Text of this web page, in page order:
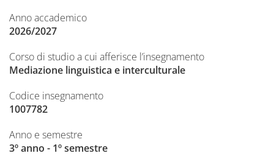
Anno accademico
2026/2027
Corso di studio a cui afferisce l’insegnamento
Mediazione linguistica e interculturale
Codice insegnamento
1007782
Anno e semestre
3º anno - 1º semestre